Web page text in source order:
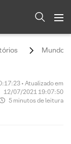
Mundos
• Atualizado em
12/07/2021 19:07:50
5 minutos de leitura